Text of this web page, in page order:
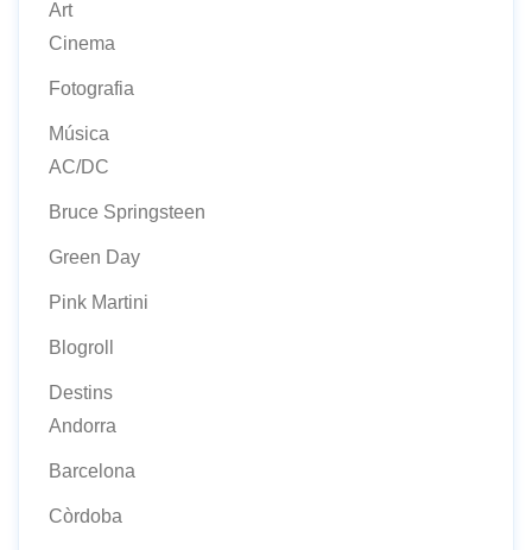
Art
Cinema
Fotografia
Música
AC/DC
Bruce Springsteen
Green Day
Pink Martini
Blogroll
Destins
Andorra
Barcelona
Còrdoba